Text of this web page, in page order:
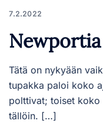
7.2.2022
Tätä on nykyään
tupakka paloi koko
polttivat; toiset koko
tällöin. […]